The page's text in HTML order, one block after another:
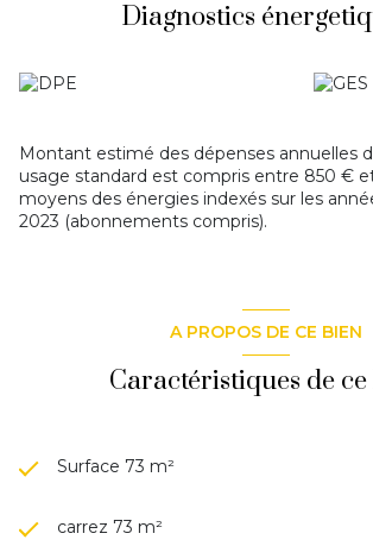
Diagnostics
Montant estimé des dépenses annuelles
usage standard est compris entre 850 €
moyens des énergies indexés sur les
2023 (abonnements compris).
A PROPOS DE CE BIEN
Caractéristiques de
Surface 73 m²
carrez 73 m²